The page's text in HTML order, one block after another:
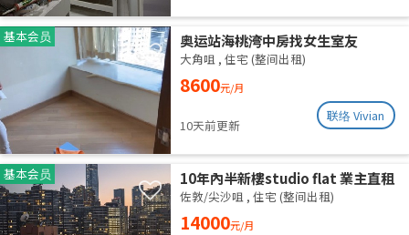
基本会员 奥运站海桃湾中房找女生室友
大角咀 , 住宅 (整间出租)
8600元/月
10天前更新
联络 Vivian
基本会员 10年內半新樓studio flat 業主直租
佐敦/尖沙咀 , 住宅 (整间出租)
14000元/月